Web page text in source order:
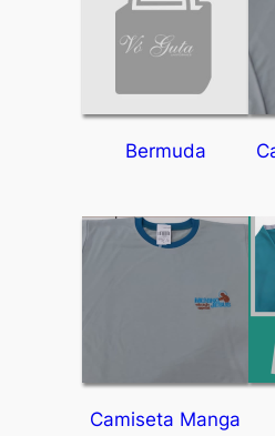
Bermuda
Camiseta Manga